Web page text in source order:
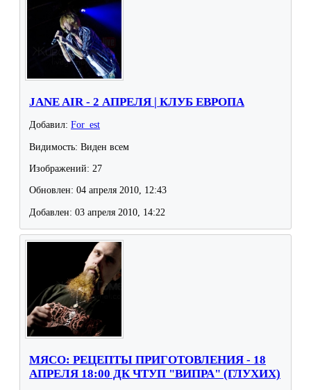
JANE AIR - 2 АПРЕЛЯ | КЛУБ ЕВРОПА
Добавил: For_est
Видимость: Виден всем
Изображений: 27
Обновлен: 04 апреля 2010, 12:43
Добавлен: 03 апреля 2010, 14:22
МЯСО: РЕЦЕПТЫ ПРИГОТОВЛЕНИЯ - 18
АПРЕЛЯ 18:00 ДК ЧТУП "ВИПРА" (ГЛУХИХ)